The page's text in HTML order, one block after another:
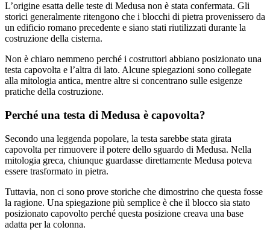
L’origine esatta delle teste di Medusa non è stata confermata. Gli
storici generalmente ritengono che i blocchi di pietra provenissero da
un edificio romano precedente e siano stati riutilizzati durante la
costruzione della cisterna.
Non è chiaro nemmeno perché i costruttori abbiano posizionato una
testa capovolta e l’altra di lato. Alcune spiegazioni sono collegate
alla mitologia antica, mentre altre si concentrano sulle esigenze
pratiche della costruzione.
Perché una testa di Medusa è capovolta?
Secondo una leggenda popolare, la testa sarebbe stata girata
capovolta per rimuovere il potere dello sguardo di Medusa. Nella
mitologia greca, chiunque guardasse direttamente Medusa poteva
essere trasformato in pietra.
Tuttavia, non ci sono prove storiche che dimostrino che questa fosse
la ragione. Una spiegazione più semplice è che il blocco sia stato
posizionato capovolto perché questa posizione creava una base
adatta per la colonna.